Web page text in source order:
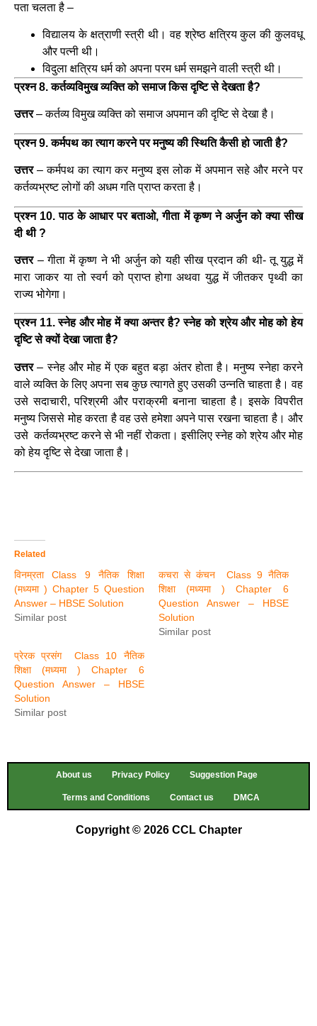
पता चलता है –
विद्यालय के क्षत्राणी स्त्री थी। वह श्रेष्ठ क्षत्रिय कुल की कुलवधू
और पत्नी थी।
विदुला क्षत्रिय धर्म को अपना परम धर्म समझने वाली स्त्री थी।
प्रश्न 8. कर्तव्यविमुख व्यक्ति को समाज किस दृष्टि से देखता है?
उत्तर– कर्तव्य विमुख व्यक्ति को समाज अपमान की दृष्टि से देखा है।
प्रश्न 9. कर्मपथ का त्याग करने पर मनुष्य की स्थिति कैसी हो जाती है?
उत्तर– कर्मपथ का त्याग कर मनुष्य इस लोक में अपमान सहे और मरने पर
कर्तव्यभ्रष्ट लोगों की अधम गति प्राप्त करता है।
प्रश्न 10. पाठ के आधार पर बताओ, गीता में कृष्ण ने अर्जुन को क्या सीख
दी थी ?
उत्तर– गीता में कृष्ण ने भी अर्जुन को यही सीख प्रदान की थी- तू युद्ध में
मारा जाकर या तो स्वर्ग को प्राप्त होगा अथवा युद्ध में जीतकर पृथ्वी का
राज्य भोगेगा।
प्रश्न 11. स्नेह और मोह में क्या अन्तर है? स्नेह को श्रेय और मोह को हेय
दृष्टि से क्यों देखा जाता है?
उत्तर– स्नेह और मोह में एक बहुत बड़ा अंतर होता है। मनुष्य स्नेहा करने
वाले व्यक्ति के लिए अपना सब कुछ त्यागते हुए उसकी उन्नति चाहता है। वह
उसे सदाचारी, परिश्रमी और पराक्रमी बनाना चाहता है। इसके विपरीत
मनुष्य जिससे मोह करता है वह उसे हमेशा अपने पास रखना चाहता है। और
उसे कर्तव्यभ्रष्ट करने से भी नहीं रोकता। इसीलिए स्नेह को श्रेय और मोह
को हेय दृष्टि से देखा जाता है।
Related
विनम्रता Class 9 नैतिक शिक्षा
(मध्यमा ) Chapter 5 Question
Answer – HBSE Solution
Similar post
कचरा से कंचन Class 9 नैतिक
शिक्षा (मध्यमा ) Chapter 6
Question Answer – HBSE
Solution
Similar post
प्रेरक प्रसंग Class 10 नैतिक
शिक्षा (मध्यमा ) Chapter 6
Question Answer – HBSE
Solution
Similar post
About us Privacy Policy Suggestion Page
Terms and Conditions Contact us DMCA
Copyright © 2026 CCL Chapter